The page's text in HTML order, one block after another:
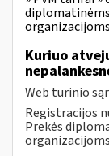
Kuriuo
Web turinio
Registracijos
Prekės
organizacijoms